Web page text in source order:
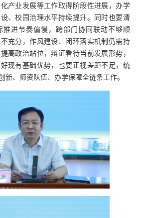
产业发展等工作取得阶段性进展，办学
、校园治理水平持续提升。同时也要清
推进节奏偏慢，跨部门协同联动不够顺
充分，作风建设、闭环落实机制仍需持
高政治站位，辩证看待当前发展形势，
现有基础优势，也要正视差距不足，统
新、师资队伍、办学保障全链条工作。